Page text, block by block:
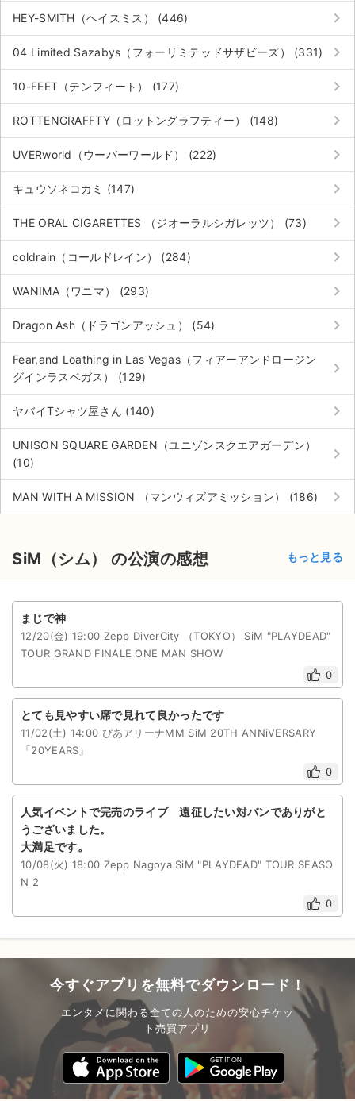
HEY-SMITH（ヘイスミス） (446) keyboard_arrow_right
04 Limited Sazabys（フォーリミテッドサザビーズ） (331) keyboard_arrow_right
10-FEET（テンフィート） (177) keyboard_arrow_right
ROTTENGRAFFTY（ロットングラフティー） (148) keyboard_arrow_right
UVERworld（ウーバーワールド） (222) keyboard_arrow_right
キュウソネコカミ (147) keyboard_arrow_right
THE ORAL CIGARETTES （ジオーラルシガレッツ） (73) keyboard_arrow_right
coldrain（コールドレイン） (284) keyboard_arrow_right
WANIMA（ワニマ） (293) keyboard_arrow_right
Dragon Ash（ドラゴンアッシュ） (54) keyboard_arrow_right
Fear,and Loathing in Las Vegas（フィアーアンドロージン
グインラスベガス） (129)
keyboard_arrow_right
ヤバイTシャツ屋さん (140) keyboard_arrow_right
UNISON SQUARE GARDEN（ユニゾンスクエアガーデン）
(10)
keyboard_arrow_right
MAN WITH A MISSION （マンウィズアミッション） (186) keyboard_arrow_right
SiM（シム） の公演の感想 もっと見る
まじで神
12/20(金) 19:00 Zepp DiverCity （TOKYO） SiM "PLAYDEAD"
TOUR GRAND FINALE ONE MAN SHOW
0
とても見やすい席で見れて良かったです
11/02(土) 14:00 ぴあアリーナMM SiM 20TH ANNiVERSARY
「20YEARS」
0
人気イベントで完売のライブ 遠征したい対バンでありがと
うございました。
大満足です。
10/08(火) 18:00 Zepp Nagoya SiM "PLAYDEAD" TOUR SEASO
N 2
0
今すぐアプリを無料でダウンロード！
エンタメに関わる全ての人のための安心チケッ
ト売買アプリ